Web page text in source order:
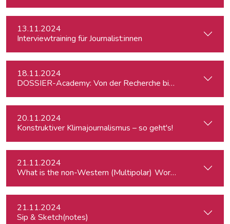
13.11.2024
Interviewtraining für Journalist:innen
18.11.2024
DOSSIER-Academy: Von der Recherche bis zur
20.11.2024
Konstruktiver Klimajournalismus – so geht's!
21.11.2024
What is
21.11.2024
Sip & Sketch(notes)